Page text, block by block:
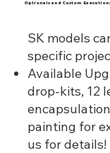
Optionals and Custom
SK models
specific
Available
drop-kits, 12
painting for
us for details!